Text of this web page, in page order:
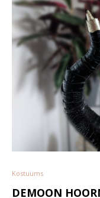
Kostuums
DEMOON